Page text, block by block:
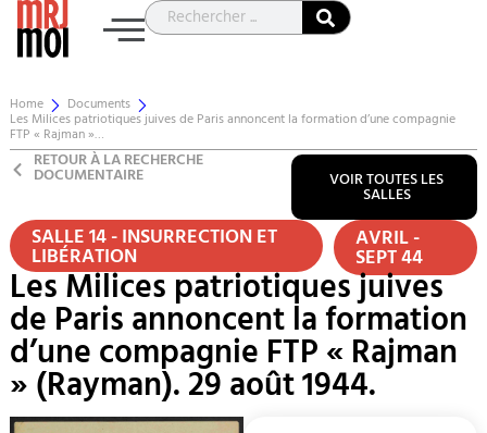
Home Documents
Les Milices patriotiques juives de Paris annoncent la formation d’une compagnie
FTP « Rajman »…
RETOUR À LA RECHERCHE
DOCUMENTAIRE VOIR TOUTES LES
SALLES
SALLE 14 - INSURRECTION ET
LIBÉRATION AVRIL -
SEPT 44
Les Milices patriotiques juives
de Paris annoncent la formation
d’une compagnie FTP « Rajman
» (Rayman). 29 août 1944.